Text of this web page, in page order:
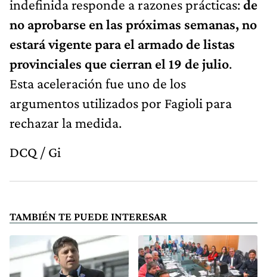
indefinida responde a razones prácticas:de
no aprobarse en las próximas semanas, no
estará vigente para el armado de listas
provinciales que cierran el 19 de julio.
Esta aceleración fue uno de los
argumentos utilizados por Fagioli para
rechazar la medida.
DCQ / Gi
TAMBIÉN TE PUEDE INTERESAR